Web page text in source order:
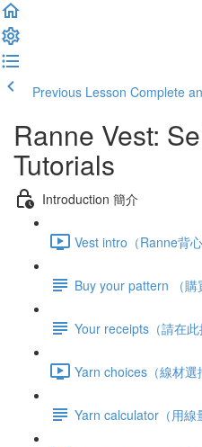
Previous Lesson Complete
Ranne Vest:
Tutorials
Introduction 簡介
Vest intro（Ranne背
Buy your pattern （購
Your receipts（請在此
Yarn choices（線材
Yarn calculator（用線